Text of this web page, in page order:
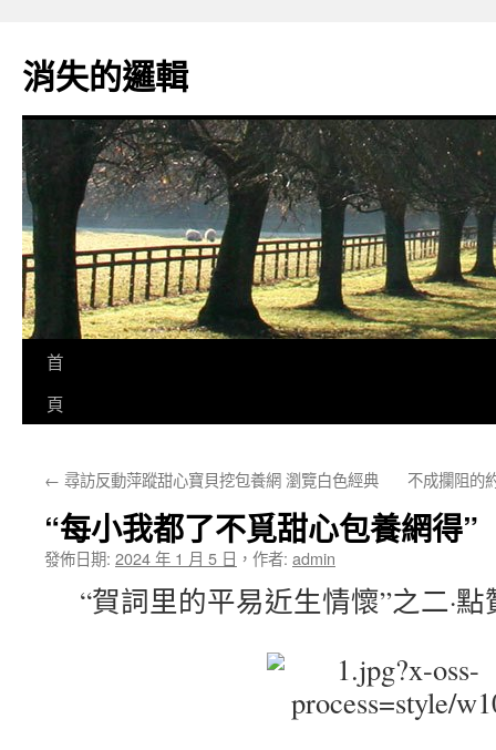
主
要
消失的邏輯
首
頁
← 尋訪反動萍蹤甜心寶貝挖包養網 瀏覽白色經典 不成攔阻的
“每小我都了不覓甜心包養網得”
發佈日期: 2024 年 1 月 5 日 ， 作者: admin
“賀詞里的平易近生情懷”之二·